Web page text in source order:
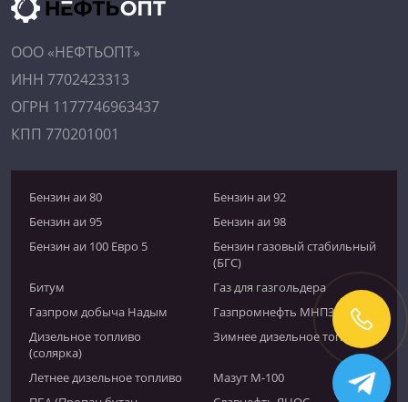
ООО «НЕФТЬОПТ»
ИНН 7702423313
ОГРН 1177746963437
КПП 770201001
Бензин аи 80
Бензин аи 92
Бензин аи 95
Бензин аи 98
Бензин аи 100 Евро 5
Бензин газовый стабильный
(БГС)
Битум
Газ для газгольдера
Газпром добыча Надым
Газпромнефть МНПЗ
Дизельное топливо
(солярка)
Зимнее дизельное топливо
Летнее дизельное топливо
Мазут М-100